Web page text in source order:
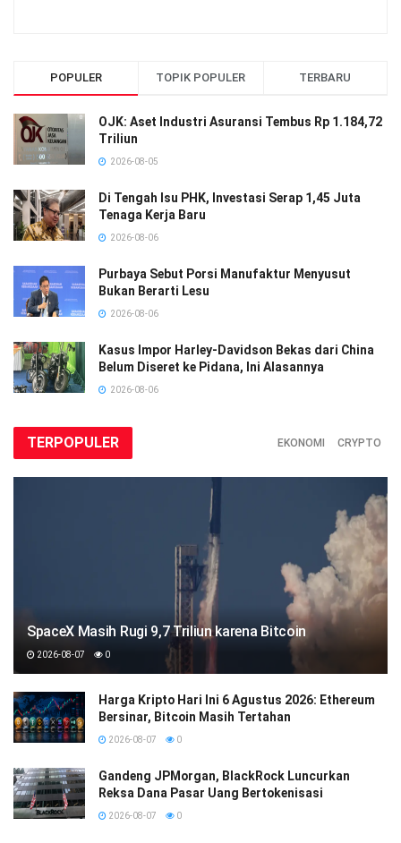
POPULER TOPIK POPULER TERBARU
OJK: Aset Industri Asuransi Tembus Rp 1.184,72
Triliun
2026-08-05
Di Tengah Isu PHK, Investasi Serap 1,45 Juta
Tenaga Kerja Baru
2026-08-06
Purbaya Sebut Porsi Manufaktur Menyusut
Bukan Berarti Lesu
2026-08-06
Kasus Impor Harley-Davidson Bekas dari China
Belum Diseret ke Pidana, Ini Alasannya
2026-08-06
TERPOPULER EKONOMI CRYPTO
SpaceX Masih Rugi 9,7 Triliun karena Bitcoin
2026-08-07 0
Harga Kripto Hari Ini 6 Agustus 2026: Ethereum
Bersinar, Bitcoin Masih Tertahan
2026-08-07 0
Gandeng JPMorgan, BlackRock Luncurkan
Reksa Dana Pasar Uang Bertokenisasi
2026-08-07 0